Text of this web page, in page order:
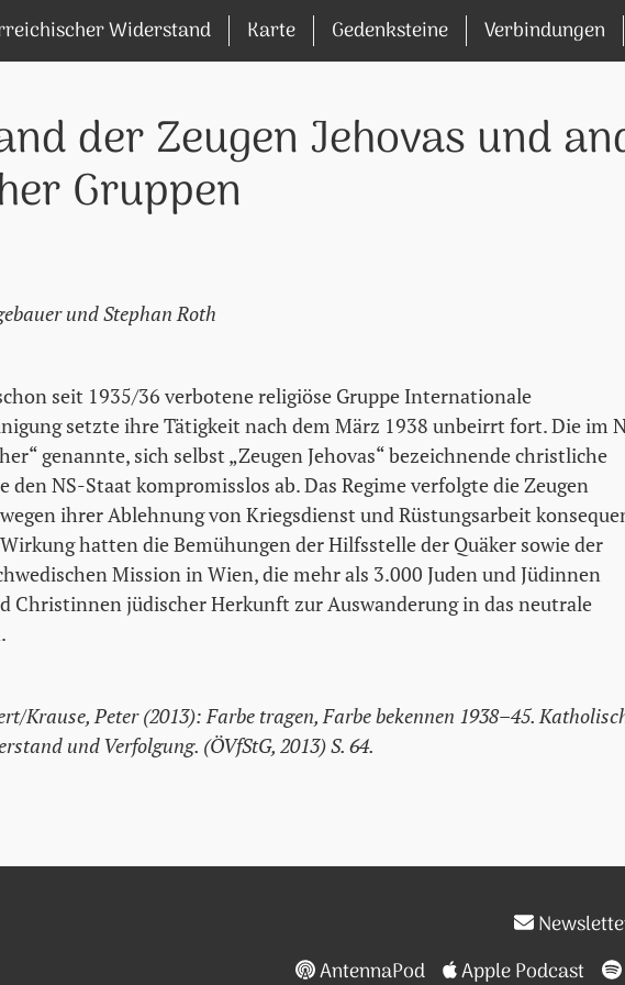
Widerstand Karte Gedenksteine Verbindungen
der Zeugen Jehovas und
Gruppen
und Stephan Roth
seit 1935/36 verbotene religiöse Gruppe Internationale
setzte ihre Tätigkeit nach dem März 1938 unbeirrt fort. Die im
genannte, sich selbst „Zeugen Jehovas“ bezeichnende christliche
den NS-Staat kompromisslos ab. Das Regime verfolgte die Zeugen
ihrer Ablehnung von Kriegsdienst und Rüstungsarbeit
hatten die Bemühungen der Hilfsstelle der Quäker sowie der
Mission in Wien, die mehr als 3.000 Juden und Jüdinnen
Christinnen jüdischer Herkunft zur Auswanderung in das neutrale
Krause, Peter (2013): Farbe tragen, Farbe bekennen 1938–45.
und Verfolgung. (ÖVfStG, 2013) S. 64.
AntennaPod
Apple Podcast